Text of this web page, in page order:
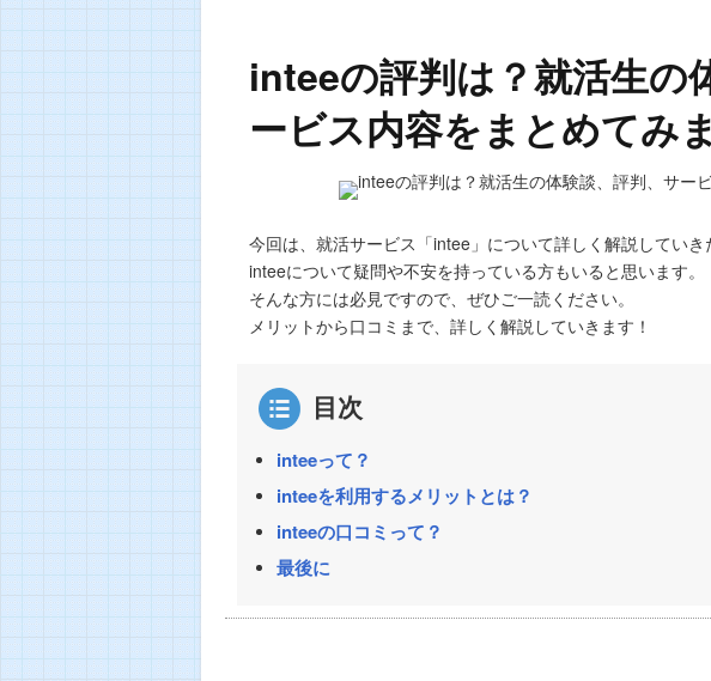
inteeの評判は？就活生の
ービス内容をまとめてみ
今回は、就活サービス「intee」について詳しく解説していき
inteeについて疑問や不安を持っている方もいると思います。
そんな方には必見ですので、ぜひご一読ください。
メリットから口コミまで、詳しく解説していきます！
目次
inteeって？
inteeを利用するメリットとは？
inteeの口コミって？
最後に